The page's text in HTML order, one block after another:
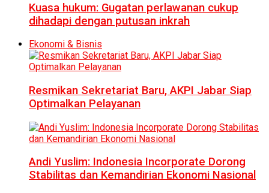
Kuasa hukum: Gugatan perlawanan cukup
dihadapi dengan putusan inkrah
Ekonomi & Bisnis
Resmikan Sekretariat Baru, AKPI Jabar Siap
Optimalkan Pelayanan
Andi Yuslim: Indonesia Incorporate Dorong
Stabilitas dan Kemandirian Ekonomi Nasional